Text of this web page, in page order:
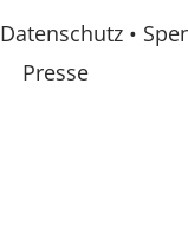
Datenschutz •
Presse